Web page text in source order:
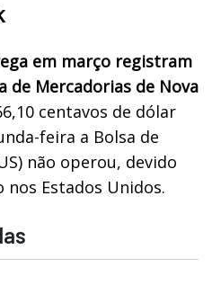
em março registram
de Mercadorias de Nova
centavos de dólar
feira a Bolsa de
não operou, devido
nos Estados Unidos.